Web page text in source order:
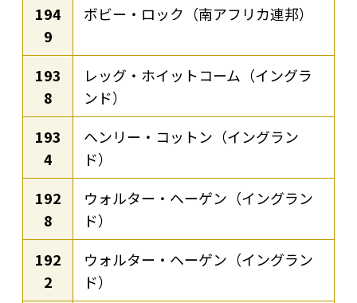
194
9
ボビー・ロック（南アフリカ連邦）
193
8
レッグ・ホイットコーム（イングラ
ンド）
193
4
ヘンリー・コットン（イングラン
ド）
192
8
ウォルター・ヘーゲン（イングラン
ド）
192
2
ウォルター・ヘーゲン（イングラン
ド）